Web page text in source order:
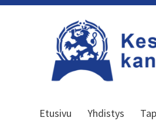
Keski-Suomen
Etusivu Yhdistys